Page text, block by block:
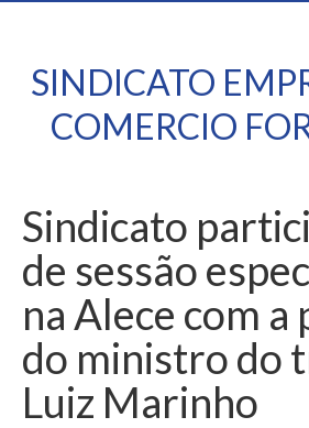
SINDICATO
COMERCIO
Sindicato
de sessão
na Alece com a
do ministro do
Luiz Marinho